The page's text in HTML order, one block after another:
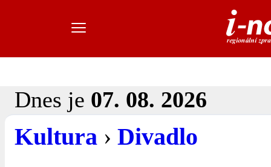
Dnes je 07. 08. 2026
Kultura › Divadlo